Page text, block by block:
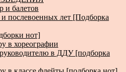
балетов
послевоенных лет [Подборка
нот]
в хореографии
в ДДУ [подборка